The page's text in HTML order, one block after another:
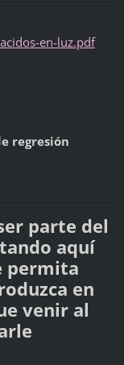
en-luz.pdf
regresión
parte del
aquí
permita
en
venir al